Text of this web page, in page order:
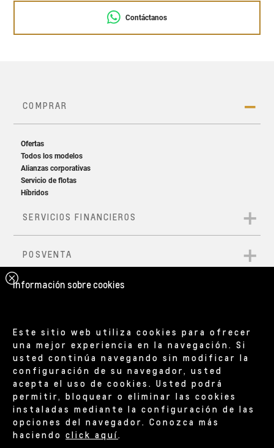
Contáctanos
Información sobre cookies
Este sitio web utiliza cookies para ofrecer
una mejor experiencia en la navegación. Si
usted continúa navegando sin modificar la
configuración de su navegador, usted
acepta el uso de cookies. Usted podrá
permitir, bloquear o eliminar las cookies
instaladas mediante la configuración de las
opciones del navegador. Conozca más
haciendoclick aquí.